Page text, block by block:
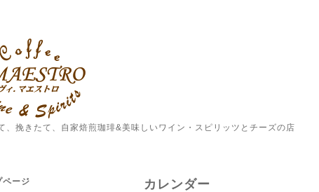
、挽きたて、自家焙煎珈琲&美味しいワイン・スピリッツとチーズの店
カレンダー
ページ